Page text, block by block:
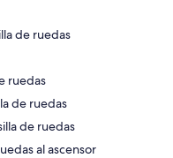
de ruedas
ruedas
de ruedas
de ruedas
al ascensor